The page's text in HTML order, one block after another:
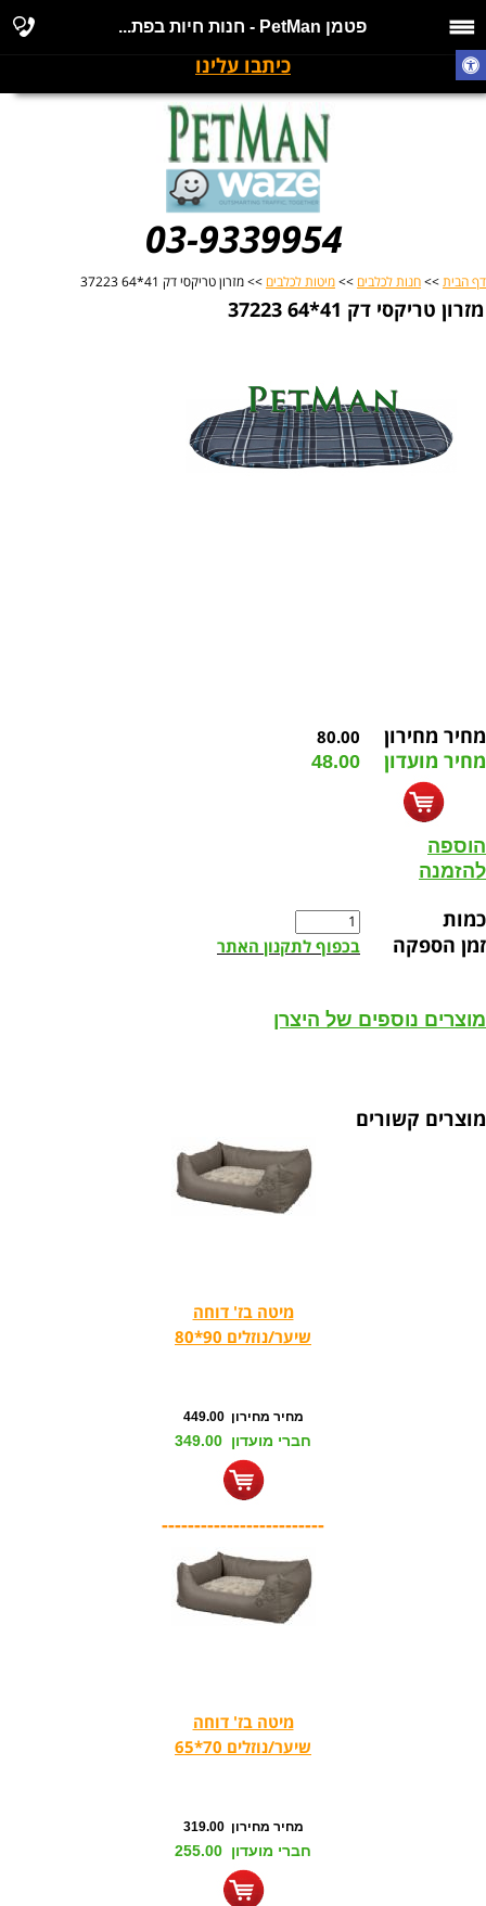
פטמן PetMan - חנות חיות בפת...
כיתבו עלינו
03-9339954
דף הבית >> חנות לכלבים >> מיטות לכלבים >> מזרון טריקסי דק 41*64 37223
מזרון טריקסי דק 41*64 37223
מחיר מחירון 80.00
מחיר מועדון 48.00
הוספה
להזמנה
כמות
זמן הספקה
בכפוף לתקנון האתר
מוצרים נוספים של היצרן
מוצרים קשורים
מיטה בז' דוחה
שיער/נוזלים 90*80
מחיר מחירון 449.00
חברי מועדון 349.00
-------------------------
מיטה בז' דוחה
שיער/נוזלים 70*65
מחיר מחירון 319.00
חברי מועדון 255.00